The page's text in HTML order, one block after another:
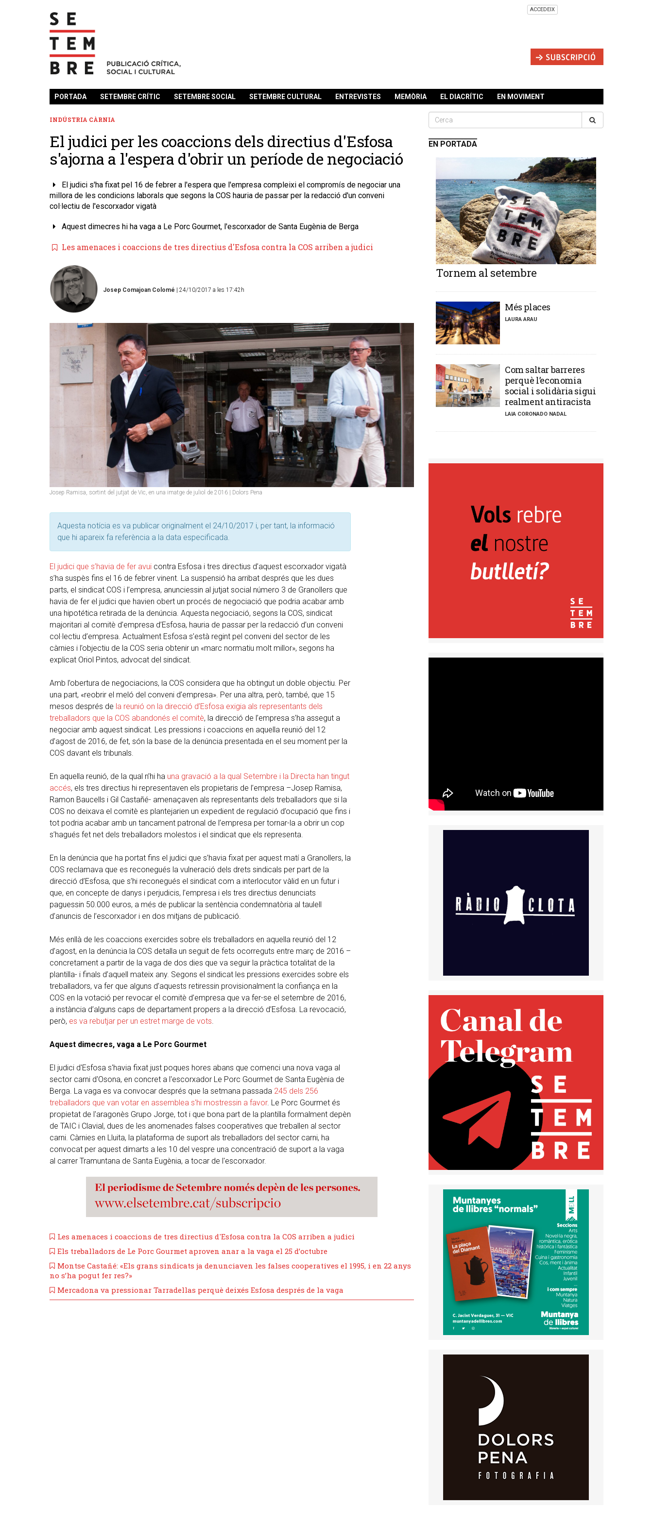
ACCEDEIX
PORTADA SETEMBRE CRÍTIC SETEMBRE SOCIAL SETEMBRE CULTURAL ENTREVISTES MEMÒRIA EL DIACRÍTIC EN MOVIMENT
INDÚSTRIA CÀRNIA
El judici per les coaccions dels directius d'Esfosa
s'ajorna a l'espera d'obrir un període de negociació
El judici s'ha fixat pel 16 de febrer a l'espera que l'empresa compleixi el compromís de negociar una
millora de les condicions laborals que segons la COS hauria de passar per la redacció d'un conveni
col·lectiu de l'escorxador vigatà
Aquest dimecres hi ha vaga a Le Porc Gourmet, l'escorxador de Santa Eugènia de Berga
Les amenaces i coaccions de tres directius d'Esfosa contra la COS arriben a judici
Josep Comajoan Colomé | 24/10/2017 a les 17:42h
Josep Ramisa, sortint del jutjat de Vic, en una imatge de juliol de 2016 | Dolors Pena
Aquesta notícia es va publicar originalment el 24/10/2017 i, per tant, la informació
que hi apareix fa referència a la data especificada.
El judici que s’havia de fer avui contra Esfosa i tres directius d’aquest escorxador vigatà
s’ha suspès fins el 16 de febrer vinent. La suspensió ha arribat després que les dues
parts, el sindicat COS i l’empresa, anunciessin al jutjat social número 3 de Granollers que
havia de fer el judici que havien obert un procés de negociació que podria acabar amb
una hipotética retirada de la denúncia. Aquesta negociació, segons la COS, sindicat
majoritari al comitè d’empresa d’Esfosa, hauria de passar per la redacció d’un conveni
col·lectiu d’empresa. Actualment Esfosa s’està regint pel conveni del sector de les
càrnies i l’objectiu de la COS seria obtenir un «marc normatiu molt millor», segons ha
explicat Oriol Pintos, advocat del sindicat.
Amb l’obertura de negociacions, la COS considera que ha obtingut un doble objectiu. Per
una part, «reobrir el meló del conveni d’empresa». Per una altra, però, també, que 15
mesos després de la reunió on la direcció d’Esfosa exigia als representants dels
treballadors que la COS abandonés el comitè, la direcció de l’empresa s’ha assegut a
negociar amb aquest sindicat. Les pressions i coaccions en aquella reunió del 12
d’agost de 2016, de fet, són la base de la denúncia presentada en el seu moment per la
COS davant els tribunals.
En aquella reunió, de la qual n’hi ha una gravació a la qual Setembre i la Directa han tingut
accés, els tres directius hi representaven els propietaris de l’empresa –Josep Ramisa,
Ramon Baucells i Gil Castañé- amenaçaven als representants dels treballadors que si la
COS no deixava el comitè es plantejarien un expedient de regulació d’ocupació que fins i
tot podria acabar amb un tancament patronal de l’empresa per tornar-la a obrir un cop
s’hagués fet net dels treballadors molestos i el sindicat que els representa.
En la denúncia que ha portat fins el judici que s’havia fixat per aquest matí a Granollers, la
COS reclamava que es reconegués la vulneració dels drets sindicals per part de la
direcció d’Esfosa, que s’hi reconegués el sindicat com a interlocutor vàlid en un futur i
que, en concepte de danys i perjudicis, l’empresa i els tres directius denunciats
paguessin 50.000 euros, a més de publicar la sentència condemnatòria al taulell
d’anuncis de l’escorxador i en dos mitjans de publicació.
Més enllà de les coaccions exercides sobre els treballadors en aquella reunió del 12
d’agost, en la denúncia la COS detalla un seguit de fets ocorreguts entre març de 2016 –
concretament a partir de la vaga de dos dies que va seguir la pràctica totalitat de la
plantilla- i finals d’aquell mateix any. Segons el sindicat les pressions exercides sobre els
treballadors, va fer que alguns d’aquests retiressin provisionalment la confiança en la
COS en la votació per revocar el comitè d’empresa que va fer-se el setembre de 2016,
a instància d’alguns caps de departament propers a la direcció d’Esfosa. La revocació,
però, es va rebutjar per un estret marge de vots
Aquest dimecres, vaga a Le Porc Gourmet
El judici d'Esfosa s'havia fixat just poques hores abans que comenci una nova vaga al
sector carni d'Osona, en concret a l'escorxador Le Porc Gourmet de Santa Eugènia de
Berga. La vaga es va convocar després que la setmana passada 245 dels 256
treballadors que van votar en assemblea s'hi mostressin a favor. Le Porc Gourmet és
propietat de l'aragonès Grupo Jorge, tot i que bona part de la plantilla formalment depèn
de TAIC i Clavial, dues de les anomenades falses cooperatives que treballen al sector
carni. Càrnies en Lluita, la plataforma de suport als treballadors del sector carni, ha
convocat per aquest dimarts a les 10 del vespre una concentració de suport a la vaga
al carrer Tramuntana de Santa Eugènia, a tocar de l'escorxador.
Les amenaces i coaccions de tres directius d'Esfosa contra la COS arriben a judici
​Els treballadors de Le Porc Gourmet aproven anar a la vaga el 25 d’octubre
Montse Castañé: «Els grans sindicats ja denunciaven les falses cooperatives el 1995, i en 22 anys
no s’ha pogut fer res?»
Mercadona va pressionar Tarradellas perquè deixés Esfosa després de la vaga
EN PORTADA
Tornem al setembre
​Més places
LAURA ARAU
​Com saltar barreres
perquè l’economia
social i solidària sigui
realment antiracista
LAIA CORONADO NADAL